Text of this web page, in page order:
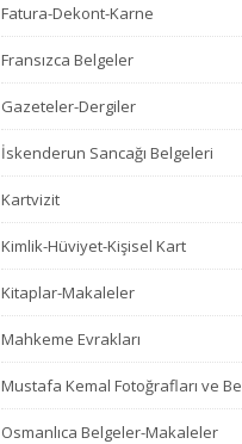
Fatura-Dekont-Karne
Fransızca Belgeler
Gazeteler-Dergiler
İskenderun Sancağı Belgeleri
Kartvizit
Kimlik-Hüviyet-Kişisel Kart
Kitaplar-Makaleler
Mahkeme Evrakları
Mustafa Kemal Fotoğrafları ve
Osmanlıca Belgeler-Makaleler